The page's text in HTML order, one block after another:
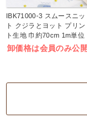
IBK71000-3 スムースニッ
ト クジラとヨット プリン
ト生地 巾約70cm 1m単位
(m)
卸価格は会員のみ公開